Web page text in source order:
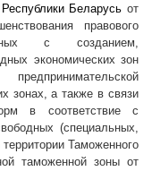
Республики Беларусьот
правового
с созданием,
экономических зон
зонах, а также в связи
в соответствие с
(специальных,
Таможенного
таможенной зоны от